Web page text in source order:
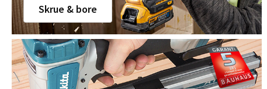
Skrue & bore